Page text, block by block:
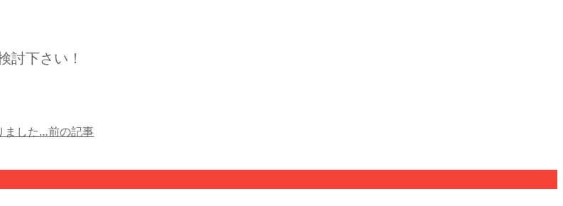
討下さい！
ました…前の記事